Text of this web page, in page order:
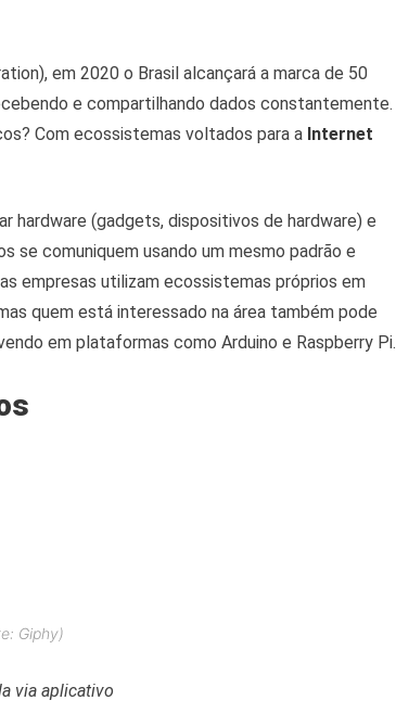
em 2020 o Brasil alcançará a marca de 50
e compartilhando dados constantemente.
Com ecossistemas voltados para a Internet
hardware (gadgets, dispositivos de hardware) e
comuniquem usando um mesmo padrão e
empresas utilizam ecossistemas próprios em
quem está interessado na área também pode
em plataformas como Arduino e Raspberry Pi.
Giphy)
via aplicativo